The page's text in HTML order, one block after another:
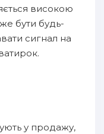
високою
бути будь-
сигнал на
у продажу,